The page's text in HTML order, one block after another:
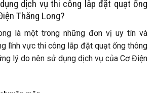
dịch vụ thi công lắp đặt quạt ống
Thăng Long?
là một trong những đơn vị uy tín và
lĩnh vực thi công lắp đặt quạt ống thông
lý do nên sử dụng dịch vụ của Cơ Điện